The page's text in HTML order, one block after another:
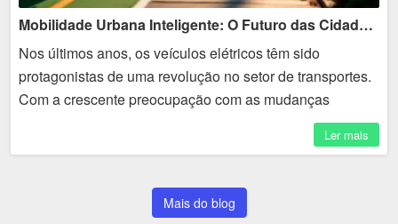
Mobilidade Urbana Inteligente: O Futuro das Cidades Sustentáveis
Nos últimos anos, os veículos elétricos têm sido
protagonistas de uma revolução no setor de transportes.
Com a crescente preocupação com as mudanças
climáticas e a busca por fontes de energia mais limpas,...
Ler mais
Mais do blog